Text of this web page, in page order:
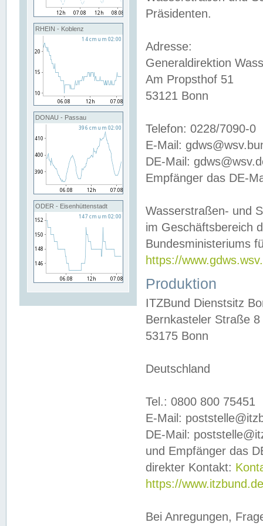
RHEIN - Koblenz
DONAU - Passau
ODER - Eisenhüttenstadt
Präsidenten.
Adresse:
Generaldirektion
Am Propsthof 51
53121 Bonn
Telefon: 0228/7090-0
E-Mail:
DE-Mail:
Empfänger das DE-
Wasserstraßen- und
im Geschäftsbereich
Bundesministeriums
https://
Produktion
ITZBund Dienstsitz
Bernkasteler Straße 8
53175 Bonn
Deutschland
Tel.: 0800 800 75451
E-Mail:
DE-Mail:
und Empfänger das
direkter Kontakt:
https://
Bei Anregungen,